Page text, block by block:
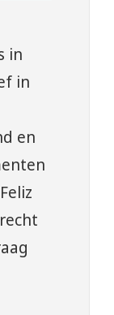
in
in
en